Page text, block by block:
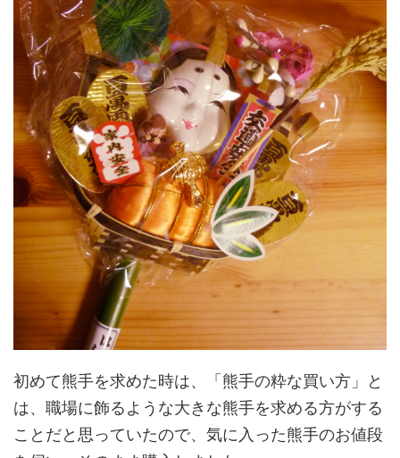
初めて熊手を求めた時は、「熊手の粋な買い方」と
は、職場に飾るような大きな熊手を求める方がする
ことだと思っていたので、気に入った熊手のお値段